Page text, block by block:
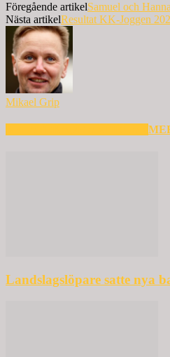
Föregående artikelSamuel och
Nästa artikelResultat KK-Joggen
Mikael Grip
Landslagslöpare satte nya